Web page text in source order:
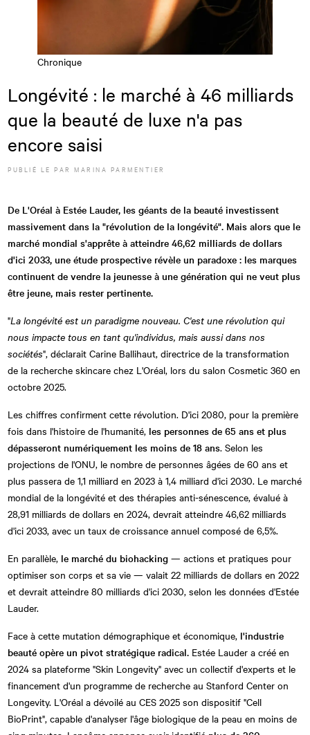
Chronique
Longévité : le marché à 46 milliards
que la beauté de luxe n'a pas
encore saisi
PUBLIÉ LEPARMARINA PARMENTIER
De L'Oréal à Estée Lauder, les géants de la beauté investissent
massivement dans la "révolution de la longévité". Mais alors que le
marché mondial s'apprête à atteindre 46,62 milliards de dollars
d'ici 2033, une étude prospective révèle un paradoxe : les marques
continuent de vendre la jeunesse à une génération qui ne veut plus
être jeune, mais rester pertinente.
"La longévité est un paradigme nouveau. C'est une révolution qui
nous impacte tous en tant qu'individus, mais aussi dans nos
sociétés", déclarait Carine Ballihaut, directrice de la transformation
de la recherche skincare chez L'Oréal, lors du salon Cosmetic 360 en
octobre 2025.
Les chiffres confirment cette révolution. D'ici 2080, pour la première
fois dans l'histoire de l'humanité, les personnes de 65 ans et plus
dépasseront numériquement les moins de 18 ans. Selon les
projections de l'ONU, le nombre de personnes âgées de 60 ans et
plus passera de 1,1 milliard en 2023 à 1,4 milliard d'ici 2030. Le marché
mondial de la longévité et des thérapies anti-sénescence, évalué à
28,91 milliards de dollars en 2024, devrait atteindre 46,62 milliards
d'ici 2033, avec un taux de croissance annuel composé de 6,5%.
En parallèle, le marché du biohacking — actions et pratiques pour
optimiser son corps et sa vie — valait 22 milliards de dollars en 2022
et devrait atteindre 80 milliards d'ici 2030, selon les données d'Estée
Lauder.
Face à cette mutation démographique et économique, l'industrie
beauté opère un pivot stratégique radical. Estée Lauder a créé en
2024 sa plateforme "Skin Longevity" avec un collectif d'experts et le
financement d'un programme de recherche au Stanford Center on
Longevity. L'Oréal a dévoilé au CES 2025 son dispositif "Cell
BioPrint", capable d'analyser l'âge biologique de la peau en moins de